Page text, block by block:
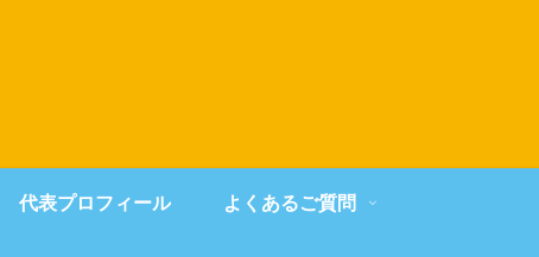
代表プロフィール よくあるご質問